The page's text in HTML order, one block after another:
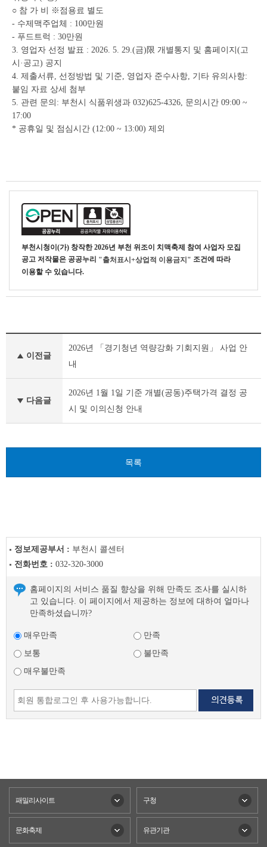
○ 참 가 비 ※점용료 별도
- 수제맥주업체 : 100만원
- 푸드트럭 : 30만원
3. 영업자 선정 발표 : 2026. 5. 29.(금)限 개별통지 및 홈페이지(고
시·공고) 공지
4. 제출서류, 선정방법 및 기준, 영업자 준수사항, 기타 유의사항:
붙임 자료 상세 첨부
5. 관련 문의: 부천시 식품위생과 032)625-4326, 문의시간 09:00 ~
17:00
* 공휴일 및 점심시간 (12:00 ~ 13:00) 제외
부천시청이(가) 창작한2026년 부천 위조이 치맥축제 참여 사업자 모집
공고 저작물은 공공누리 "출처표시+상업적 이용금지" 조건에 따라
이용할 수 있습니다.
음
이전글
2026년 「경기청년 역량강화 기회지원」 사업 안
내
다음글
2026년 1월 1일 기준 개별(공동)주택가격 결정 공
시 및 이의신청 안내
목록
정보제공부서 : 부천시 콜센터
전화번호 : 032-320-3000
홈페이지의 서비스 품질 향상을 위해 만족도 조사를 실시하
고 있습니다. 이 페이지에서 제공하는 정보에 대하여 얼마나
만족하셨습니까?
매우만족
만족
보통
불만족
매우불만족
패밀리사이트 구청
문화축제 유관기관